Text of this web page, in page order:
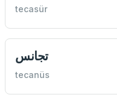
tecasür
تجانس
tecanüs